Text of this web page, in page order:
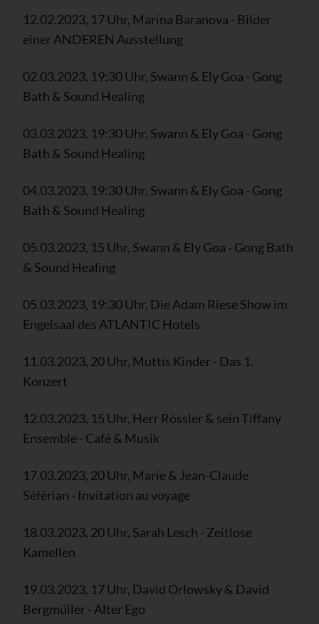
12.02.2023, 17 Uhr, Marina Baranova - Bilder
einer ANDEREN Ausstellung
02.03.2023, 19:30 Uhr, Swann & Ely Goa - Gong
Bath & Sound Healing
03.03.2023, 19:30 Uhr, Swann & Ely Goa - Gong
Bath & Sound Healing
04.03.2023, 19:30 Uhr, Swann & Ely Goa - Gong
Bath & Sound Healing
05.03.2023, 15 Uhr, Swann & Ely Goa - Gong Bath
& Sound Healing
05.03.2023, 19:30 Uhr, Die Adam Riese Show im
Engelsaal des ATLANTIC Hotels
11.03.2023, 20 Uhr, Muttis Kinder - Das 1.
Konzert
12.03.2023, 15 Uhr, Herr Rössler & sein Tiffany
Ensemble - Café & Musik
17.03.2023, 20 Uhr, Marie & Jean-Claude
Séférian - Invitation au voyage
18.03.2023, 20 Uhr, Sarah Lesch - Zeitlose
Kamellen
19.03.2023, 17 Uhr, David Orlowsky & David
Bergmüller - Alter Ego